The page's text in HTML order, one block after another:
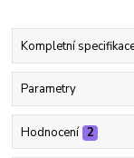
Kompletní
Parametry
Hodnocení 2